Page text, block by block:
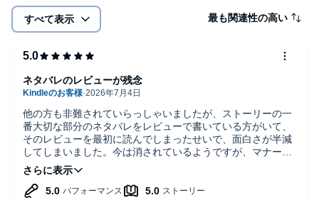
すべて表示 最も関連性の高い
他の方も非難されていらっしゃいましたが、ストーリーの一
番大切な部分のネタバレをレビューで書いている方がいて、
そのレビューを最初に読んでしまったせいで、面白さが半減
してしまいました。今は消されているようですが、マナー違
反で酷い行為だと思います。作者である中山七里先生とその
作品への冒涜でもあると感じ、大変残念でした。
素晴らしい作品で、ネタバレがなければ、もっと驚きや感動
ネタバレのレビューが残念